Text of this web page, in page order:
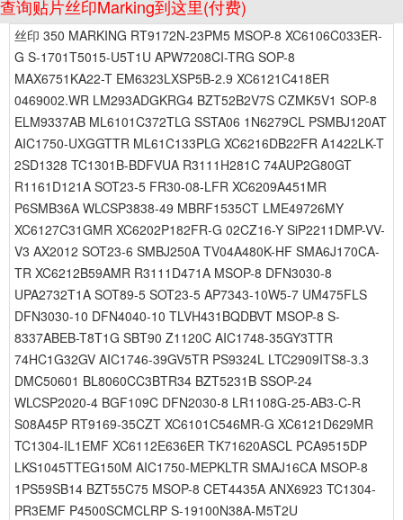
查询贴片丝印Marking到这里(付费)
丝印 350 MARKING RT9172N-23PM5 MSOP-8 XC6106C033ER-
G S-1701T5015-U5T1U APW7208CI-TRG SOP-8
MAX6751KA22-T EM6323LXSP5B-2.9 XC6121C418ER
0469002.WR LM293ADGKRG4 BZT52B2V7S CZMK5V1 SOP-8
ELM9337AB ML6101C372TLG SSTA06 1N6279CL PSMBJ120AT
AIC1750-UXGGTTR ML61C133PLG XC6216DB22FR A1422LK-T
2SD1328 TC1301B-BDFVUA R3111H281C 74AUP2G80GT
R1161D121A SOT23-5 FR30-08-LFR XC6209A451MR
P6SMB36A WLCSP3838-49 MBRF1535CT LME49726MY
XC6127C31GMR XC6202P182FR-G 02CZ16-Y SiP2211DMP-VV-
V3 AX2012 SOT23-6 SMBJ250A TV04A480K-HF SMA6J170CA-
TR XC6212B59AMR R3111D471A MSOP-8 DFN3030-8
UPA2732T1A SOT89-5 SOT23-5 AP7343-10W5-7 UM475FLS
DFN3030-10 DFN4040-10 TLVH431BQDBVT MSOP-8 S-
8337ABEB-T8T1G SBT90 Z1120C AIC1748-35GY3TTR
74HC1G32GV AIC1746-39GV5TR PS9324L LTC2909ITS8-3.3
DMC50601 BL8060CC3BTR34 BZT5231B SSOP-24
WLCSP2020-4 BGF109C DFN2030-8 LR1108G-25-AB3-C-R
S08A45P RT9169-35CZT XC6101C546MR-G XC6121D629MR
TC1304-IL1EMF XC6112E636ER TK71620ASCL PCA9515DP
LKS1045TTEG150M AIC1750-MEPKLTR SMAJ16CA MSOP-8
1PS59SB14 BZT55C75 MSOP-8 CET4435A ANX6923 TC1304-
PR3EMF P4500SCMCLRP S-19100N38A-M5T2U